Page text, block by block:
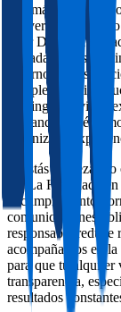
Además, un buen
conversión.
Pilar De La
Horadada”,
entorno y los
completo y útil
landings conviene
demandar, qué
organiza la
Si estás
De La Horadada
el cumplimiento
comunicaciones
responsable reduce
acompañamos en
para que tu alquiler
transparencia,
resultados